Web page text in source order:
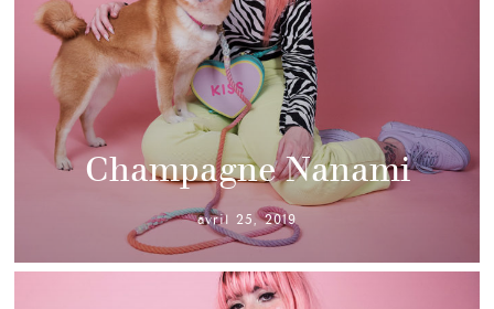
Champagne Nanami
avril 25, 2019